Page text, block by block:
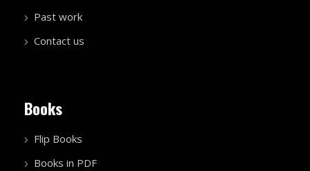
Past work
Contact us
Books
Flip Books
Books in PDF